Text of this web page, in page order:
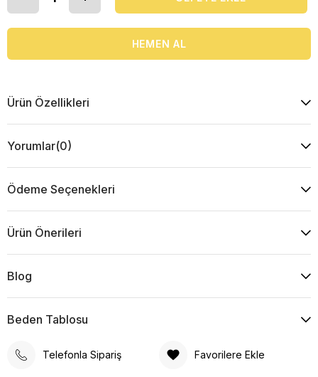
Ürün Özellikleri
Yorumlar(0)
Ödeme Seçenekleri
Ürün Önerileri
Blog
Beden Tablosu
Telefonla Sipariş Favorilere Ekle